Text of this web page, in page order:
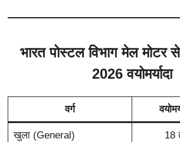
भारत पोस्टल विभाग मेल मोटर
2026 वयोमर्यादा
वर्ग
खुला (General) 18